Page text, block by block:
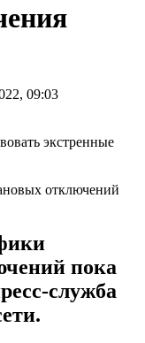
09:03
отключений
пока
служба